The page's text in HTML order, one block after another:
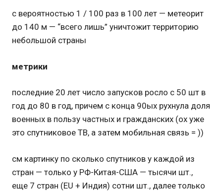
с вероятностью 1 / 100 раз в 100 лет — метеорит
до 140 м — “всего лишь” уничтожит территорию
небольшой страны
метрики
последние 20 лет число запусков росло с 50 шт в
год до 80 в год, причем с конца 90ых рухнула доля
военных в пользу частных и гражданских (ох уже
это спутниковое ТВ, а затем мобильная связь = ))
см картинку по сколько спутников у каждой из
стран — только у РФ-Китая-США — тысячи шт.,
еще 7 стран (EU + Индия) сотни шт., далее только